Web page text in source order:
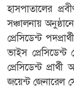
হাসপাতালের
সঞ্চালনায়
প্রেসিডেন্ট
ভাইস প্রেসিডেন্ট
প্রেসিডেন্ট
জয়েন্ট জেনারেল